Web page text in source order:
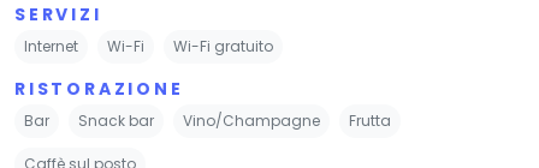
SERVIZI
Internet Wi-Fi Wi-Fi gratuito
RISTORAZIONE
Bar Snack bar Vino/Champagne Frutta
Caffè sul posto